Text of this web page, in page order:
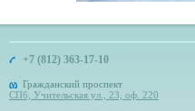
+7 (812) 363-17-10
Гражданский проспект
СПб, Учительская ул., 23, оф. 220